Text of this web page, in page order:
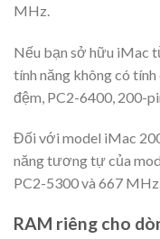
MHz.
Nếu bạn sở hữu iMac
tính năng không có
đệm, PC2-6400, 200-
Đối với model iMac
năng tương tự của
PC2-5300 và 667
RAM riêng cho